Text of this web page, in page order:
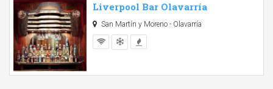
Liverpool Bar Olavarría
San Martín y Moreno - Olavarría